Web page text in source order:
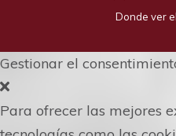
Donde ver
Gestionar el
Para ofrecer las mejores